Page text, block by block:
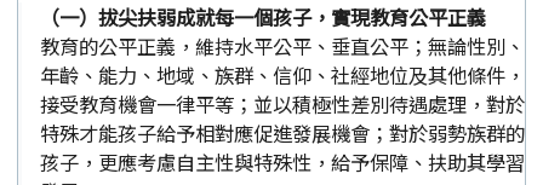
（一）拔尖扶弱成就每一個孩子，實現教育公平正義
教育的公平正義，維持水平公平、垂直公平；無論性別、
年齡、能力、地域、族群、信仰、社經地位及其他條件，
接受教育機會一律平等；並以積極性差別待遇處理，對於
特殊才能孩子給予相對應促進發展機會；對於弱勢族群的
孩子，更應考慮自主性與特殊性，給予保障、扶助其學習